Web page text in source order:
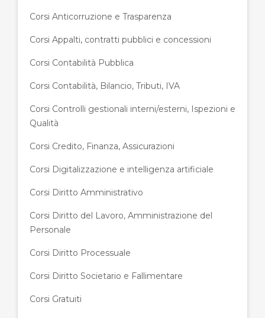
Corsi Anticorruzione e Trasparenza
Corsi Appalti, contratti pubblici e concessioni
Corsi Contabilità Pubblica
Corsi Contabilità, Bilancio, Tributi, IVA
Corsi Controlli gestionali interni/esterni, Ispezioni e
Qualità
Corsi Credito, Finanza, Assicurazioni
Corsi Digitalizzazione e intelligenza artificiale
Corsi Diritto Amministrativo
Corsi Diritto del Lavoro, Amministrazione del
Personale
Corsi Diritto Processuale
Corsi Diritto Societario e Fallimentare
Corsi Gratuiti